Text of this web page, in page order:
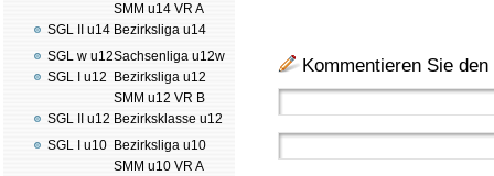
SGL II u14
SGL w u12
SGL I u12
SGL II u12
SGL I u10
SMM u14 VR A
Bezirksliga u14
Sachsenliga u12w
Bezirksliga u12
SMM u12 VR B
Bezirksklasse u12
Bezirksliga u10
SMM u10 VR A
Kommentieren Sie